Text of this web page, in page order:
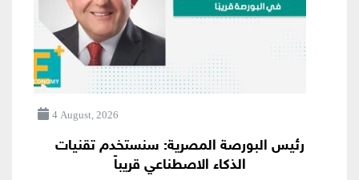
4 August, 2026
رئيس البورصة المصرية: سنستخدم تقنيات
الذكاء الاصطناعي قريباً